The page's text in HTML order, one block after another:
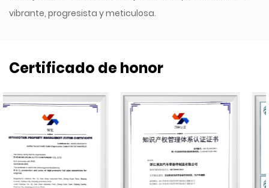
vibrante, progresista y meticulosa.
Certificado de honor